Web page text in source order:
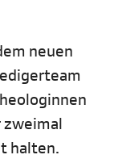
neuen
zweimal
halten.